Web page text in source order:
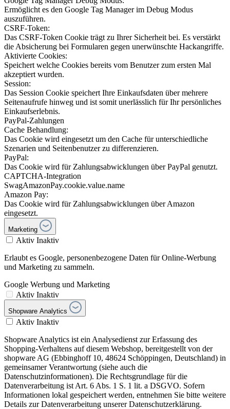
Ermöglicht es den Google Tag Manager im Debug Modus
auszuführen.
CSRF-Token:
Das CSRF-Token Cookie trägt zu Ihrer Sicherheit bei. Es verstärkt
die Absicherung bei Formularen gegen unerwünschte Hackangriffe.
Aktivierte Cookies:
Speichert welche Cookies bereits vom Benutzer zum ersten Mal
akzeptiert wurden.
Session:
Das Session Cookie speichert Ihre Einkaufsdaten über mehrere
Seitenaufrufe hinweg und ist somit unerlässlich für Ihr persönliches
Einkaufserlebnis.
PayPal-Zahlungen
Cache Behandlung:
Das Cookie wird eingesetzt um den Cache für unterschiedliche
Szenarien und Seitenbenutzer zu differenzieren.
PayPal:
Das Cookie wird für Zahlungsabwicklungen über PayPal genutzt.
CAPTCHA-Integration
SwagAmazonPay.cookie.value.name
Amazon Pay:
Das Cookie wird für Zahlungsabwicklungen über Amazon
eingesetzt.
Marketing
Aktiv Inaktiv
Erlaubt es Google, personenbezogene Daten für Online-Werbung
und Marketing zu sammeln.
Google Werbung und Marketing
Aktiv Inaktiv
Shopware Analytics
Aktiv Inaktiv
Shopware Analytics ist ein Analysedienst zur Erfassung des
Shopping-Verhaltens auf diesem Webshop, bereitgestellt von der
shopware AG (Ebbinghoff 10, 48624 Schöppingen, Deutschland) in
gemeinsamer Verantwortung (siehe auch die
Datenschutzinformationen). Die Rechtsgrundlage für die
Datenverarbeitung ist Art. 6 Abs. 1 S. 1 lit. a DSGVO. Sofern
Informationen lokal gespeichert werden, entnehmen Sie bitte weitere
Details zur Datenverarbeitung unserer Datenschutzerklärung.